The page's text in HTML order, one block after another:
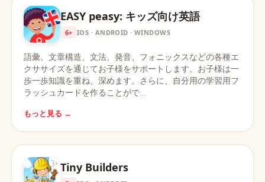
EASY peasy: キッズ向け英語
6+ IOS · ANDROID · WINDOWS
語彙、文章構造、文法、発音、フォニックスなどの各種エ
クササイズを通じてお子様をサポートします。お子様は一
歩一歩知識を重ね、深めます。さらに、自分用の学習用フ
ラッシュカードを作ることがで…
もっと見る →
Tiny Builders